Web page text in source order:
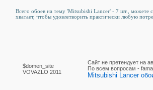
Всего обоев на тему 'Mitsubishi Lancer' - 7 шт., можете
хватает, чтобы удовлетворить практически любую
$domen_site
VOVAZLO 2011
Сайт не претендует на
По вcем вопросам -
Mitsubishi Lancer